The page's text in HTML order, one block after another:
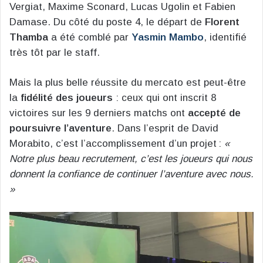
Vergiat, Maxime Sconard, Lucas Ugolin et Fabien
Damase. Du côté du poste 4, le départ de Florent
Thamba a été comblé par Yasmin Mambo, identifié
très tôt par le staff.
Mais la plus belle réussite du mercato est peut-être
la fidélité des joueurs : ceux qui ont inscrit 8
victoires sur les 9 derniers matchs ont accepté de
poursuivre l’aventure. Dans l’esprit de David
Morabito, c’est l’accomplissement d’un projet : «
Notre plus beau recrutement, c’est les joueurs qui nous
donnent la confiance de continuer l’aventure avec nous.
»